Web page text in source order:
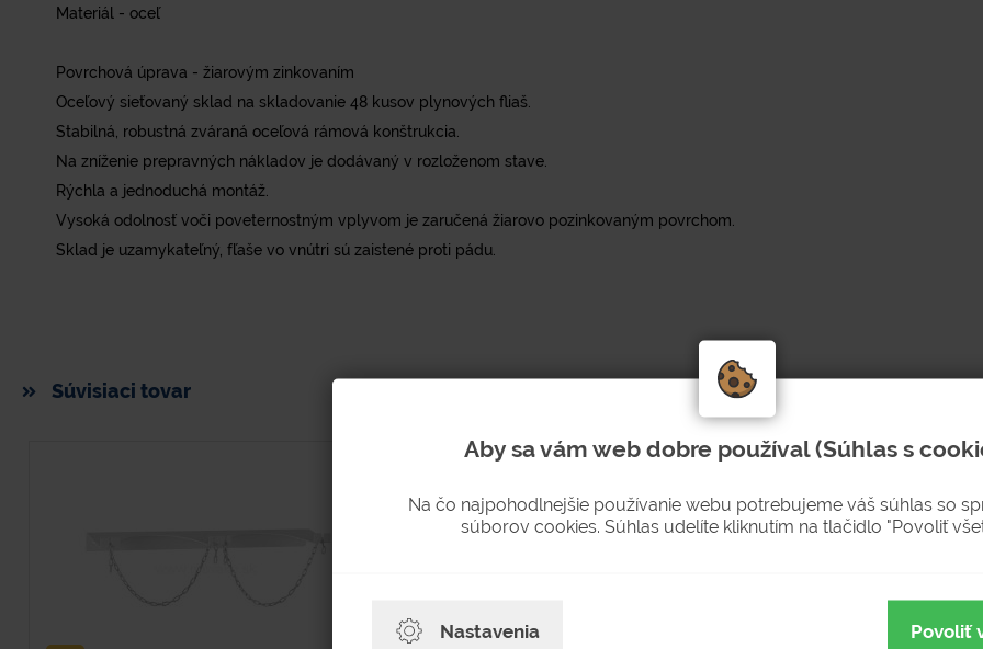
Materiál - oceľ
Povrchová úprava - žiarovým zinkovaním
Oceľový sieťovaný sklad na skladovanie 48 kusov plynových fliaš.
Stabilná, robustná zváraná oceľová rámová konštrukcia.
Na zníženie prepravných nákladov je dodávaný v rozloženom stave.
Rýchla a jednoduchá montáž.
Vysoká odolnosť voči poveternostným vplyvom je zaručená žiarovo pozinkovaným povrchom.
Sklad je uzamykateľný, fľaše vo vnútri sú zaistené proti pádu.
Súvisiaci tovar
Aby sa vám web dobre používal (Súhlas s
Na čo najpohodlnejšie používanie webu potrebujeme váš súhlas so
súborov cookies. Súhlas udelíte kliknutím na tlačidlo "Povoliť
Nastavenia Povoliť